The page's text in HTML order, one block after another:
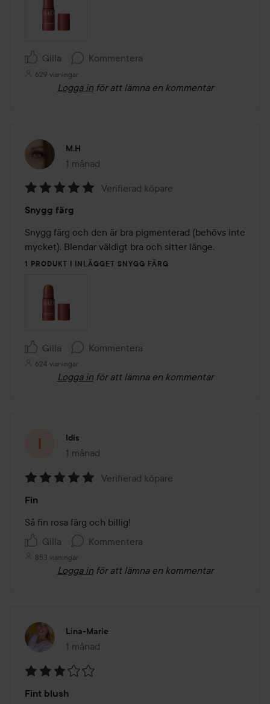
Gilla Kommentera
629 visningar
Logga in för att lämna en kommentar
M.H
1 månad
Inlägget skapades 1 månad
5
av
5
Verifierad köpare
Snygg färg
Snygg färg och den är bra pigmenterad (behövs inte
mycket). Blendar väldigt bra och sitter länge.
1 PRODUKT I INLÄGGET SNYGG FÄRG
Gilla Kommentera
624 visningar
Logga in för att lämna en kommentar
Idis
1 månad
Inlägget skapades 1 månad
5
av
5
Verifierad köpare
Fin
Så fin rosa färg och billig!
Gilla
Kommentera
853 visningar
Logga in för att lämna en kommentar
Lina-Marie
1 månad
Inlägget skapades 1 månad
3
Fint blush